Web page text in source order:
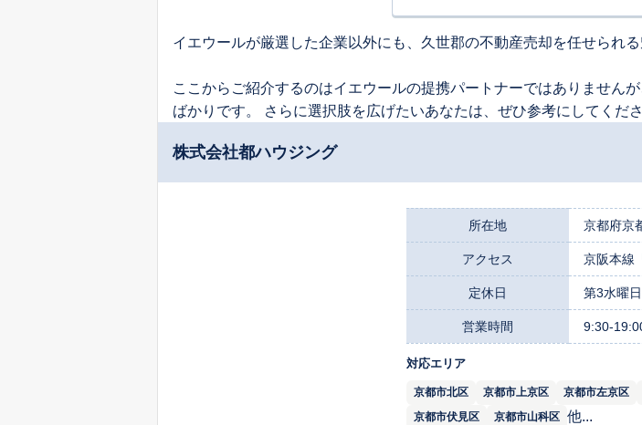
イエウールが厳選した企業以外にも、久世郡の不動産売却を任せられ
ここからご紹介するのはイエウールの提携パートナーではありません
ばかりです。 さらに選択肢を広げたいあなたは、ぜひ参考にしてくださ
株式会社都ハウジング
所在地 京都府京
アクセス 京阪本線
定休日 第3水曜
営業時間 9:30-
対応エリア
京都市北区 京都市上京区 京都市左京区
京都市伏見区
京都市山科区 他...